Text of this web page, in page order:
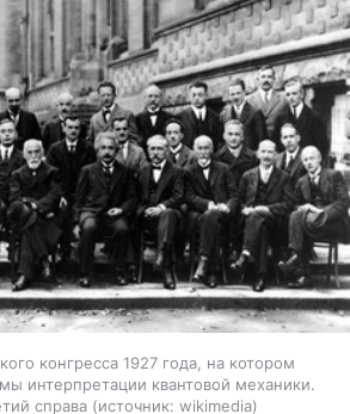
конгресса 1927 года, на котором
интерпретации квантовой механики.
справа
источник: wikimedia